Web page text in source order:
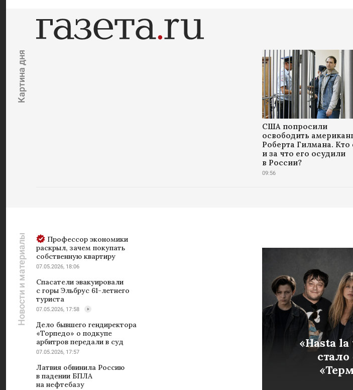
Картина дня
США попросили
освободить
Роберта Гилмана. Кто
и за что его осудили
в России?
09:56
Новости и материалы
Профессор экономики
раскрыл, зачем покупать
собственную квартиру
07.05.2026, 18:06
Спасатели эвакуировали
с горы Эльбрус 61-летнего
туриста
07.05.2026, 17:58
Дело бывшего гендиректора
«Торпедо» о подкупе
арбитров передали в суд
07.05.2026, 17:57
Латвия обвинила Россию
в падении БПЛА
на нефтебазу
«Hasta la